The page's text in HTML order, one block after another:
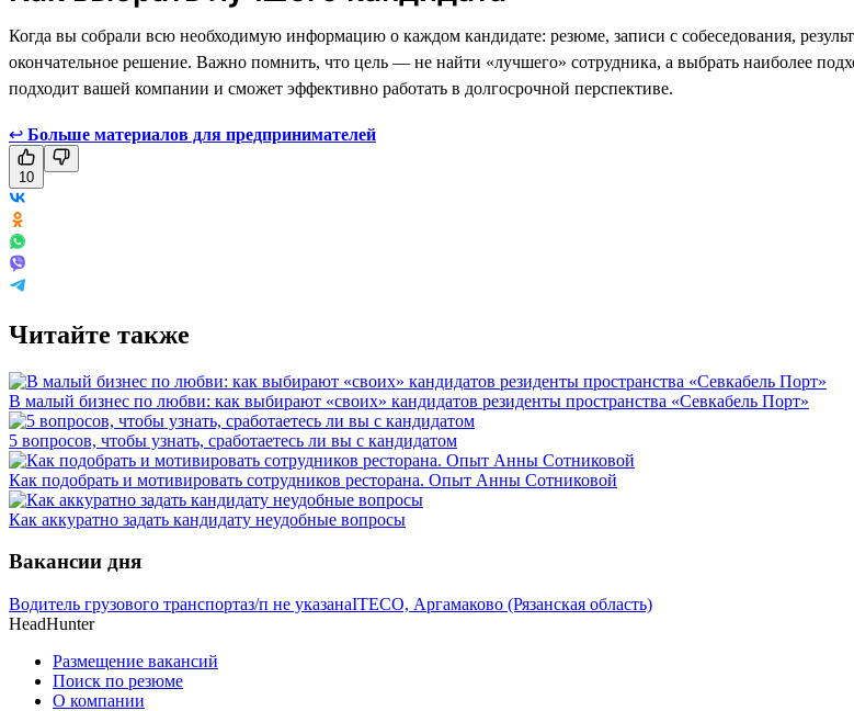
Когда вы собрали всю необходимую информацию о каждом кандидате: резюме, записи с собеседования,
окончательное решение. Важно помнить, что цель — не найти «лучшего» сотрудника, а выбрать наиболее
подходит вашей компании и сможет эффективно работать в долгосрочной перспективе.
↩ Больше материалов для предпринимателей
10
Читайте также
В малый бизнес по любви: как выбирают «своих» кандидатов резиденты пространства «Севкабель Порт»
5 вопросов, чтобы узнать, сработаетесь ли вы с кандидатом
Как подобрать и мотивировать сотрудников ресторана. Опыт Анны Сотниковой
Как аккуратно задать кандидату неудобные вопросы
Вакансии дня
Водитель грузового транспортаз/п не указанаITECO, Аргамаково (Рязанская область)
HeadHunter
Размещение вакансий
Поиск по резюме
О компании